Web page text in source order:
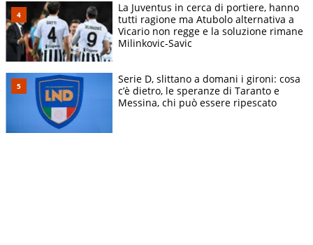
La Juventus in cerca di portiere, hanno
tutti ragione ma Atubolo alternativa a
Vicario non regge e la soluzione rimane
Milinkovic-Savic
Serie D, slittano a domani i gironi: cosa
c’è dietro, le speranze di Taranto e
Messina, chi può essere ripescato